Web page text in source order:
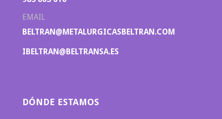
EMAIL
BELTRAN@METALURGICASBELTRAN.COM
IBELTRAN@BELTRANSA.ES
DÓNDE ESTAMOS